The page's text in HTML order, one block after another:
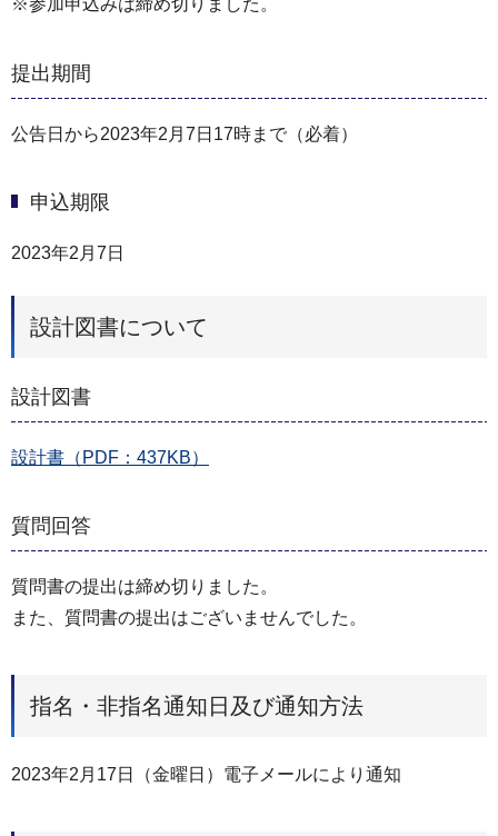
※参加申込みは締め切りました。
提出期間
公告日から2023年2月7日17時まで（必着）
申込期限
2023年2月7日
設計図書について
設計図書
設計書（PDF：437KB）
質問回答
質問書の提出は締め切りました。
また、質問書の提出はございませんでした。
指名・非指名通知日及び通知方法
2023年2月17日（金曜日）電子メールにより通知